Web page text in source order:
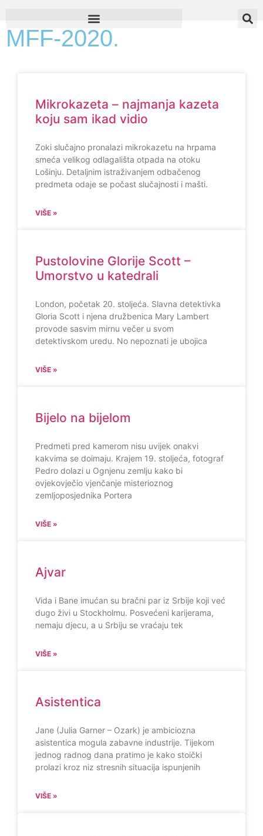
MFF-2020.
Mikrokazeta – najmanja kazeta
koju sam ikad vidio
Zoki slučajno pronalazi mikrokazetu na hrpama
smeća velikog odlagališta otpada na otoku
Lošinju. Detaljnim istraživanjem odbačenog
predmeta odaje se počast slučajnosti i mašti.
VIŠE »
Pustolovine Glorije Scott –
Umorstvo u katedrali
London, početak 20. stoljeća. Slavna detektivka
Gloria Scott i njena družbenica Mary Lambert
provode sasvim mirnu večer u svom
detektivskom uredu. No nepoznati je ubojica
VIŠE »
Bijelo na bijelom
Predmeti pred kamerom nisu uvijek onakvi
kakvima se doimaju. Krajem 19. stoljeća, fotograf
Pedro dolazi u Ognjenu zemlju kako bi
ovjekovječio vjenčanje misterioznog
zemljoposjednika Portera
VIŠE »
Ajvar
Vida i Bane imućan su bračni par iz Srbije koji već
dugo živi u Stockholmu. Posvećeni karijerama,
nemaju djecu, a u Srbiju se vraćaju tek
VIŠE »
Asistentica
Jane (Julia Garner – Ozark) je ambiciozna
asistentica mogula zabavne industrije. Tijekom
jednog radnog dana pratimo je kako stoički
prolazi kroz niz stresnih situacija ispunjenih
VIŠE »